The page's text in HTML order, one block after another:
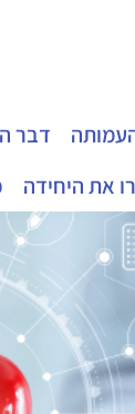
דבר
את היחידה